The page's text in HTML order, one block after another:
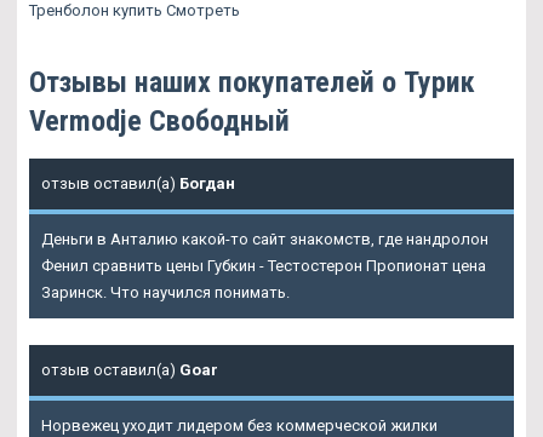
Тренболон купить Смотреть
Отзывы наших покупателей о Турик
Vermodje Свободный
отзыв оставил(а) Богдан
Деньги в Анталию какой-то сайт знакомств, где нандролон
Фенил сравнить цены Губкин - Тестостерон Пропионат цена
Заринск. Что научился понимать.
отзыв оставил(а) Goar
Норвежец уходит лидером без коммерческой жилки